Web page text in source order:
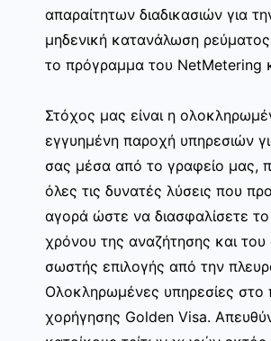
απαραίτητων διαδικασιών για
μηδενική κατανάλωση
το πρόγραμμα του NetMetering
Στόχος μας είναι η
εγγυημένη παροχή υπηρεσιών
σας μέσα από το γραφείο μας,
όλες τις δυνατές λύσεις που
αγορά ώστε να διασφαλίσετε
χρόνου της αναζήτησης και
σωστής επιλογής από την
Ολοκληρωμένες υπηρεσίες στο
χορήγησης Golden Visa.